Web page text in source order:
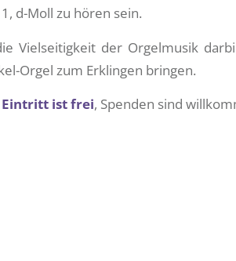
d-Moll zu hören sein.
Vielseitigkeit der Orgelmusik
Orgel zum Erklingen bringen.
Eintritt ist frei, Spenden sind